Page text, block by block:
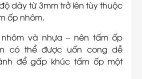
dày từ 3mm trở lên tùy thuộc
ốp nhôm.
và nhựa – nên tấm ốp
có thể được uốn cong dễ
để gấp khúc tấm ốp một